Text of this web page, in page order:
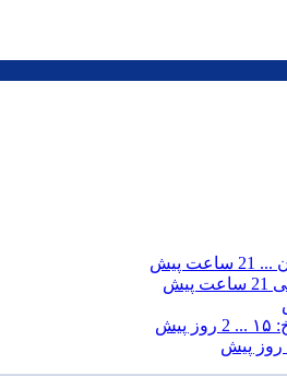
... 21 ساعت پیش
21 ساعت پیش
2 روز پیش